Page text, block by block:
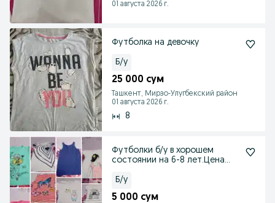
01 августа 2026 г.
Футболка на девочку
Б/у
25 000 сум
Ташкент, Мирзо-Улугбекский район
01 августа 2026 г.
8
Футболки б/у в хорошем
состоянии на 6-8 лет.Цена
Б/у
5 000 сум